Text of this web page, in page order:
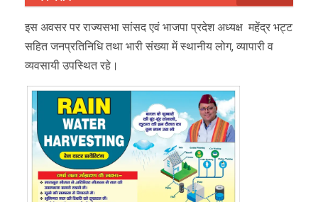
इस अवसर पर राज्यसभा सांसद एवं भाजपा प्रदेश अध्यक्ष महेंद्र भट्ट
सहित जनप्रतिनिधि तथा भारी संख्या में स्थानीय लोग, व्यापारी व
व्यवसायी उपस्थित रहे।